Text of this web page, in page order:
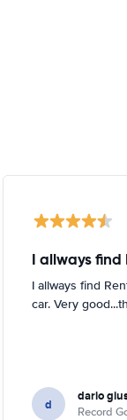
I allways
I allways find
car. Very
d dario
Record